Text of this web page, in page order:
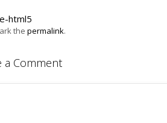
html5
the permalink.
a Comment